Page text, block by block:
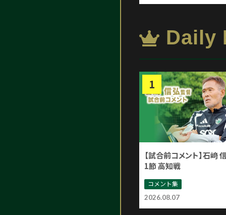
Daily
2026.08.07
【試合前コメント】石﨑
1節 高知戦
コメント集